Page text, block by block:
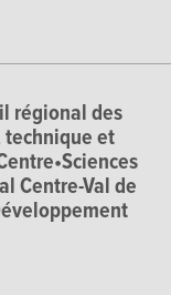
régional des
et
Centre-Val de